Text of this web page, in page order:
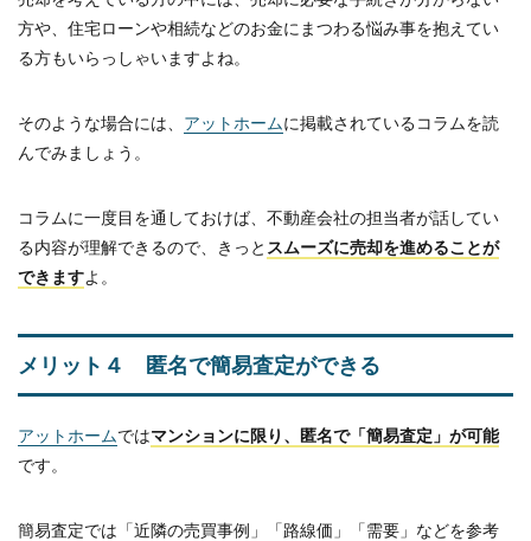
方や、住宅ローンや相続などのお金にまつわる悩み事を抱えてい
る方もいらっしゃいますよね。
そのような場合には、 アットホームに掲載されているコラムを読
んでみましょう。
コラムに一度目を通しておけば、不動産会社の担当者が話してい
る内容が理解できるので、きっと スムーズに売却を進めることが
できますよ。
メリット４ 匿名で簡易査定ができる
アットホームではマンションに限り、匿名で「簡易査定」が可能
です。
簡易査定では「近隣の売買事例」「路線価」「需要」などを参考